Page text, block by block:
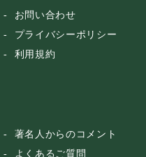
お問い合わせ
プライバシーポリシー
利用規約
著名人からのコメント
よくあるご質問